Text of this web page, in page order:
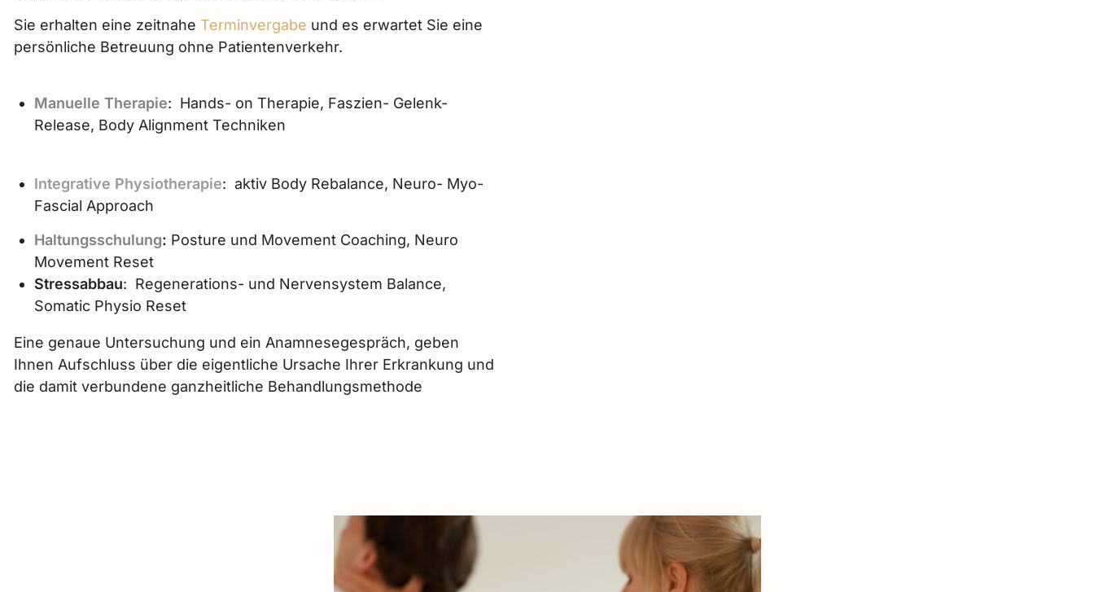
Sie erhalten eine zeitnahe Terminvergabe und es erwartet Sie eine
persönliche Betreuung ohne Patientenverkehr.
Manuelle Therapie: Hands- on Therapie, Faszien- Gelenk-
Release, Body Alignment Techniken
Integrative Physiotherapie: aktiv Body Rebalance, Neuro- Myo-
Fascial Approach
Haltungsschulung: Posture und Movement Coaching, Neuro
Movement Reset
Stressabbau: Regenerations- und Nervensystem Balance,
Somatic Physio Reset
Eine genaue Untersuchung und ein Anamnesegespräch, geben
Ihnen Aufschluss über die eigentliche Ursache Ihrer Erkrankung und
die damit verbundene ganzheitliche Behandlungsmethode